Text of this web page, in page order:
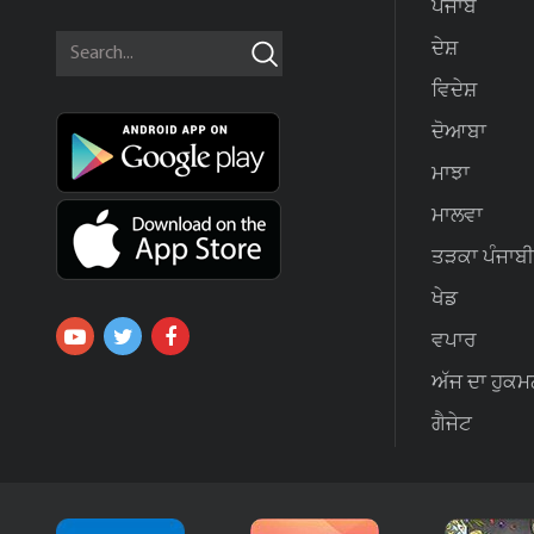
ਪੰਜਾਬ
ਦੇਸ਼
ਵਿਦੇਸ਼
ਦੋਆਬਾ
ਮਾਝਾ
ਮਾਲਵਾ
ਤੜਕਾ ਪੰਜਾਬੀ
ਖੇਡ
ਵਪਾਰ
ਅੱਜ ਦਾ
ਗੈਜੇਟ